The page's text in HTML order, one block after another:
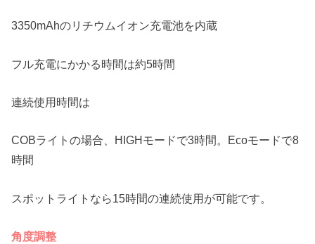
3350mAhのリチウムイオン充電池を内蔵
フル充電にかかる時間は約5時間
連続使用時間は
COBライトの場合、HIGHモードで3時間。Ecoモードで8
時間
スポットライトなら15時間の連続使用が可能です。
角度調整